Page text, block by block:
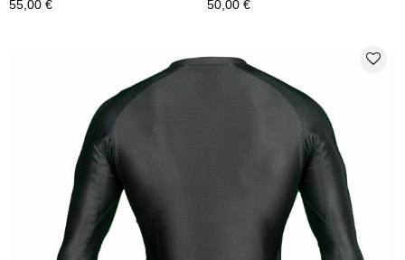
55,00 € 50,00 €
favorite_border